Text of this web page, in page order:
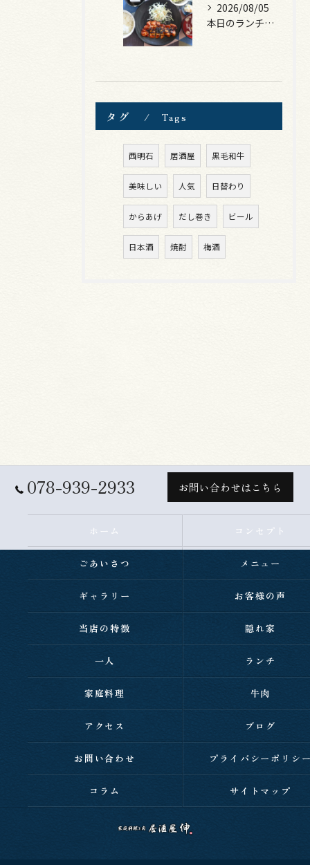
2026/08/05
本日のランチは、ロース豚カツ梅はさみ！
タグ Tags
西明石 居酒屋 黒毛和牛
美味しい 人気 日替わり
からあげ だし巻き ビール
日本酒 焼酎 梅酒
078-939-2933 お問い合わせはこちら
ホーム コンセプト
ごあいさつ メニュー
ギャラリー お客様の声
当店の特徴 隠れ家
一人 ランチ
家庭料理 牛肉
アクセス ブログ
お問い合わせ プライバシーポリシ
コラム サイトマップ